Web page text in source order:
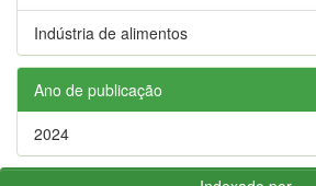
Indústria de alimentos
Ano de publicação
2024